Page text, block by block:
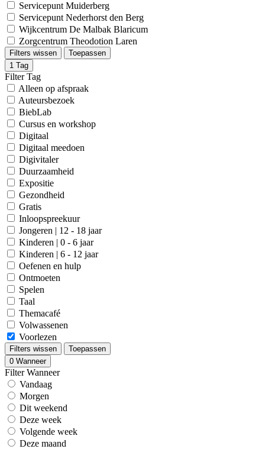
Servicepunt Muiderberg
Servicepunt Nederhorst den Berg
Wijkcentrum De Malbak Blaricum
Zorgcentrum Theodotion Laren
Filters wissen
Toepassen
1 Tag
Filter Tag
Alleen op afspraak
Auteursbezoek
BiebLab
Cursus en workshop
Digitaal
Digitaal meedoen
Digivitaler
Duurzaamheid
Expositie
Gezondheid
Gratis
Inloopspreekuur
Jongeren | 12 - 18 jaar
Kinderen | 0 - 6 jaar
Kinderen | 6 - 12 jaar
Oefenen en hulp
Ontmoeten
Spelen
Taal
Themacafé
Volwassenen
Voorlezen
Filters wissen
Toepassen
0 Wanneer
Filter Wanneer
Vandaag
Morgen
Dit weekend
Deze week
Volgende week
Deze maand